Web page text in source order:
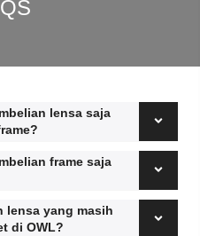
lensa saja
frame saja
lensa yang masih
di OWL?